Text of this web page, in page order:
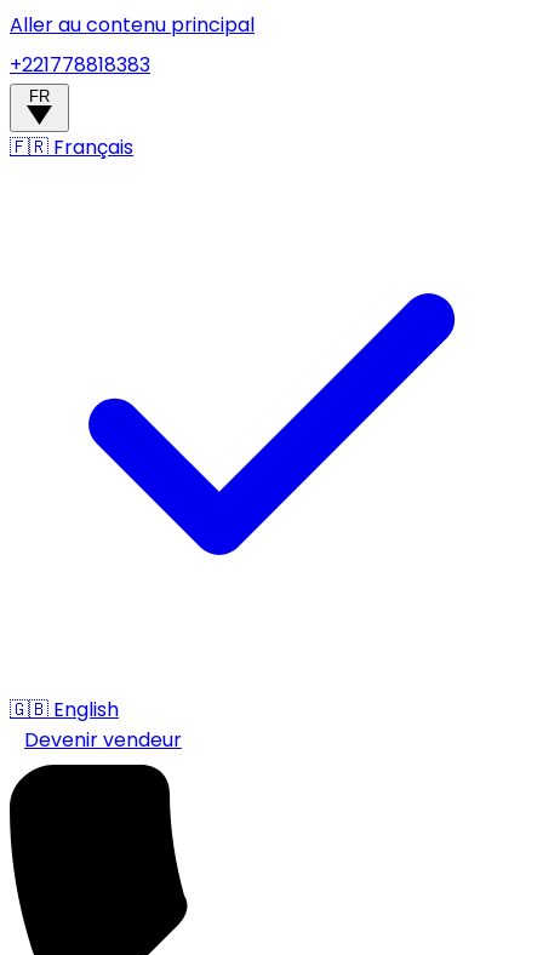
Aller au contenu principal
+221778818383
FR
🇫🇷 Français
🇬🇧 English
Devenir vendeur